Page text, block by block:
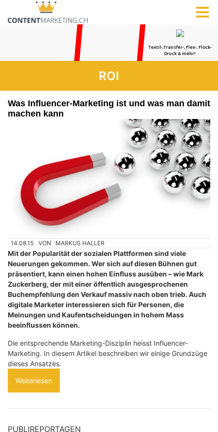
ROI
Was Influencer-Marketing ist und was man damit
machen kann
14.08.15 VON MARKUS HALLER
Mit der Popularität der sozialen Plattformen sind viele
Neuerungen gekommen. Wer sich auf diesen Bühnen gut
präsentiert, kann einen hohen Einfluss ausüben – wie Mark
Zuckerberg, der mit einer öffentlich ausgesprochenen
Buchempfehlung den Verkauf massiv nach oben trieb. Auch
digitale Marketer interessieren sich für Personen, die
Meinungen und Kaufentscheidungen in hohem Mass
beeinflussen können.
Die entsprechende Marketing-Disziplin heisst Influencer-
Marketing. In diesem Artikel beschreiben wir einige Grundzüge
dieses Ansatzes.
Weiterlesen
PUBLIREPORTAGEN